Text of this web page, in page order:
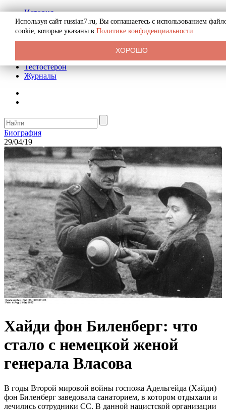
История
Биография
Криминал
Реклама на сайте
Тестостерон
Журналы
Биография
29/04/19
Хайди фон Биленберг: что
стало с немецкой женой
генерала Власова
В годы Второй мировой войны госпожа Адельгейда (Хайди)
фон Биленберг заведовала санаторием, в котором отдыхали и
лечились сотрудники СС. В данной нацистской организации
Используя сайт russian7.ru, Вы соглашаетесь с использованием
cookie, которые указаны в Политике конфиденциальности
ХОРОШО